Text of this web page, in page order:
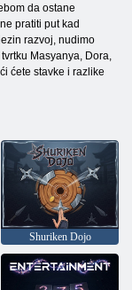
da ostane
pratiti put kad
razvoj, nudimo
Masyanya, Dora,
ćete stavke i razlike
Shuriken Dojo